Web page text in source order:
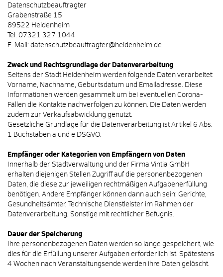
Datenschutzbeauftragter
Grabenstraße 15
89522 Heidenheim
Tel. 07321 327 1044
E-Mail: datenschutzbeauftragter@heidenheim.de
Zweck und Rechtsgrundlage der Datenverarbeitung
Seitens der Stadt Heidenheim werden folgende Daten verarbeitet:
Vorname, Nachname, Geburtsdatum und Emailadresse. Diese
Informationen werden gesammelt um bei eventuellen Corona-
Fällen die Kontakte nachverfolgen zu können. Die Daten werden
zudem zur Verkaufsabwicklung genutzt.
Gesetzliche Grundlage für die Datenverarbeitung ist Artikel 6 Abs.
1 Buchstaben a und e DSGVO.
Empfänger oder Kategorien von Empfängern von Daten
Innerhalb der Stadtverwaltung und der Firma Vintia GmbH
erhalten diejenigen Stellen Zugriff auf die personenbezogenen
Daten, die diese zur jeweiligen rechtmäßigen Aufgabenerfüllung
benötigen. Andere Empfänger können dann auch sein: Gerichte,
Gesundheitsämter, Technische Dienstleister im Rahmen der
Datenverarbeitung, Sonstige mit rechtlicher Befugnis.
Dauer der Speicherung
Ihre personenbezogenen Daten werden so lange gespeichert, wie
dies für die Erfüllung unserer Aufgaben erforderlich ist. Spätestens
4 Wochen nach Veranstaltungsende werden ihre Daten gelöscht.